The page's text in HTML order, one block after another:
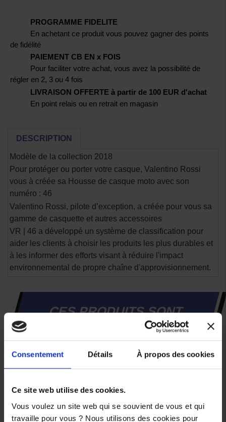
Consentement Détails À propos des cookies
Ce site web utilise des cookies.
Vous voulez un site web qui se souvient de vous et qui
travaille pour vous ? Nous utilisons des cookies pour
PROGRAMME FIDELITE
En achetant ce produit vous pouvez gagner des points
de fidélité
PAIEMENT CB EN x FOIS
Pour faciliter votre achat, vous avez la possibilité de
régler en 2, 3 ou 4 fois
LIVRAISON OFFERTE à partir de 100 EUR d'achat
En point relais ou en retrait en magasin
DESCRIPTION
Modèle de la collection 2018
Pour protéger ou porter votre casque, Valentino Rossi
vous à créée sa Housse de casque moto avec son
numéro : 46
Valentino Rossi, pilote d’exception, a créée pour vous sa
gamme de casquette et autres accessoires
VR | 46 a développé un système de classification pour
aider les clients à choisir les produits les plus durables et
à les informer des efforts visant à réduire l'impact
environnemental de propre chaîne d'approvisionnement.
CES PRODUITS SONT
SUSCEPTIBLES DE VOUS
INTÉRESSER